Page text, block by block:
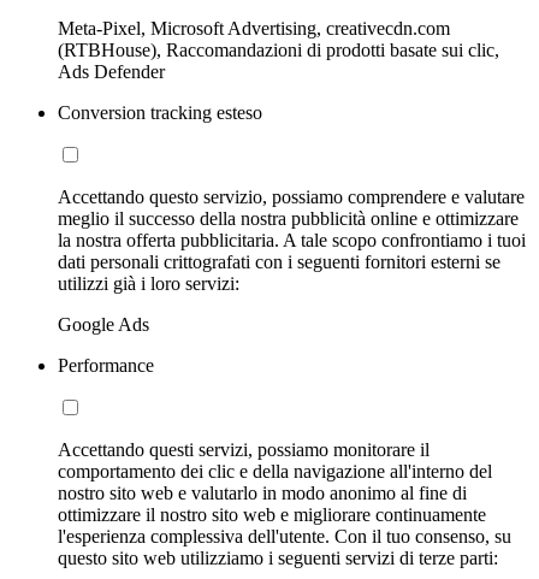
Meta-Pixel, Microsoft Advertising, creativecdn.com
(RTBHouse), Raccomandazioni di prodotti basate sui clic,
Ads Defender
Conversion tracking esteso
Accettando questo servizio, possiamo comprendere e valutare
meglio il successo della nostra pubblicità online e ottimizzare
la nostra offerta pubblicitaria. A tale scopo confrontiamo i tuoi
dati personali crittografati con i seguenti fornitori esterni se
utilizzi già i loro servizi:
Google Ads
Performance
Accettando questi servizi, possiamo monitorare il
comportamento dei clic e della navigazione all'interno del
nostro sito web e valutarlo in modo anonimo al fine di
ottimizzare il nostro sito web e migliorare continuamente
l'esperienza complessiva dell'utente. Con il tuo consenso, su
questo sito web utilizziamo i seguenti servizi di terze parti: